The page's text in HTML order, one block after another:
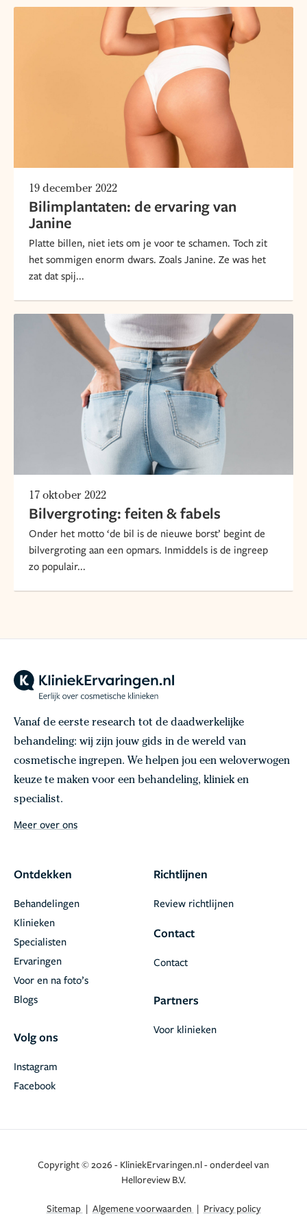
19 december 2022
Bilimplantaten: de ervaring van
Janine
Platte billen, niet iets om je voor te schamen. Toch zit
het sommigen enorm dwars. Zoals Janine. Ze was het
zat dat spij...
17 oktober 2022
Bilvergroting: feiten & fabels
Onder het motto ‘de bil is de nieuwe borst’ begint de
bilvergroting aan een opmars. Inmiddels is de ingreep
zo populair...
Vanaf de eerste research tot de daadwerkelijke
behandeling: wij zijn jouw gids in de wereld van
cosmetische ingrepen. We helpen jou een weloverwogen
keuze te maken voor een behandeling, kliniek en
specialist.
Meer over ons
Ontdekken
Behandelingen
Klinieken
Specialisten
Ervaringen
Voor en na foto’s
Blogs
Volg ons
Facebook
Instagram
Richtlijnen
Review richtlijnen
Contact
Contact
Partners
Voor klinieken
Copyright © 2026 - KliniekErvaringen.nl - onderdeel van
Helloreview B.V.
Sitemap | Algemene voorwaarden | Privacy policy